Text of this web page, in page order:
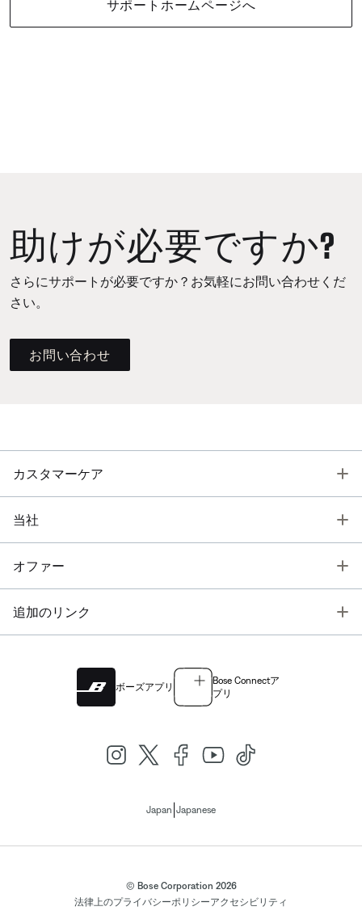
サポートホームページへ
助けが必要ですか?
さらにサポートが必要ですか？お気軽にお問い合わせくだ
さい。
お問い合わせ
カスタマーケア
当社
オファー
追加のリンク
ボーズアプリ
Bose Connectア
プリ
Japan Japanese
© Bose Corporation 2026
法律上のプライバシーポリシーアクセシビリティ